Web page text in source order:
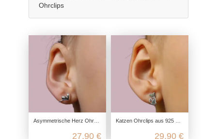
Ohrclips
Asymmetrische Herz Ohrclips aus 925 Sterling Silber
27,90 €
Katzen Ohrclips aus 925 Sterling Silber rhodiniert
29,90 €